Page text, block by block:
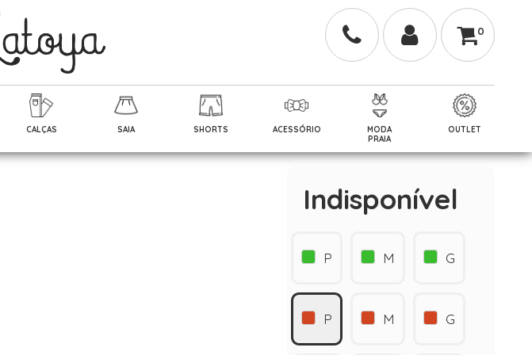
0
CALÇAS SAIA SHORTS ACESSÓRIO
MODA
PRAIA
OUTLET
Indisponível
P M G
P M G